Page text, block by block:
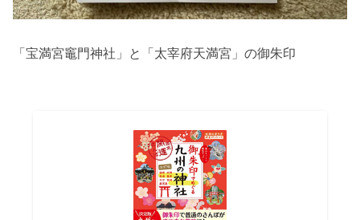
「宝満宮竈門神社」と「太宰府天満宮」の御朱印